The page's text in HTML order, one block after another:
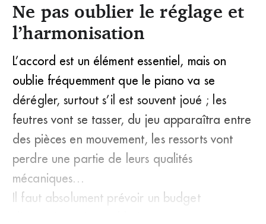
Ne pas oublier le réglage et
l’harmonisation
L’accord est un élément essentiel, mais on
oublie fréquemment que le piano va se
dérégler, surtout s’il est souvent joué ; les
feutres vont se tasser, du jeu apparaîtra entre
des pièces en mouvement, les ressorts vont
perdre une partie de leurs qualités
mécaniques…
Il faut absolument prévoir un budget